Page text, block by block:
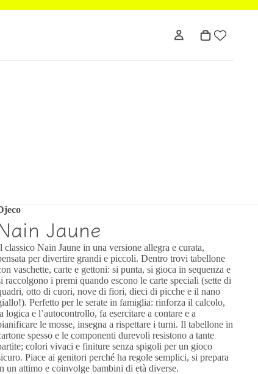
Jaune
classico Nain Jaune in una versione allegra e curata,
per divertire grandi e piccoli. Dentro trovi tabellone
vaschette, carte e gettoni: si punta, si gioca in sequenza e
raccolgono i premi quando escono le carte speciali (sette di
otto di cuori, nove di fiori, dieci di picche e il nano
Perfetto per le serate in famiglia: rinforza il calcolo,
logica e l’autocontrollo, fa esercitare a contare e a
le mosse, insegna a rispettare i turni. Il tabellone in
spesso e le componenti durevoli resistono a tante
colori vivaci e finiture senza spigoli per un gioco
Piace ai genitori perché ha regole semplici, si prepara
un attimo e coinvolge bambini di età diverse.